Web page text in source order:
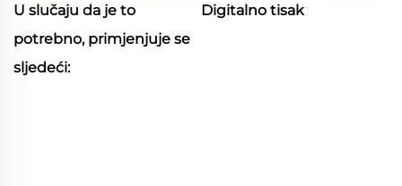
U slučaju da je to
potrebno, primjenjuje se
sljedeći:
Digitalno tisak